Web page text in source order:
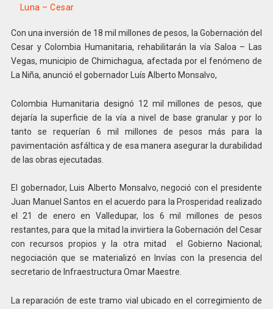
Luna – Cesar
Con una inversión de 18 mil millones de pesos, la Gobernación del
Cesar y Colombia Humanitaria, rehabilitarán la vía Saloa – Las
Vegas, municipio de Chimichagua, afectada por el fenómeno de
La Niña, anunció el gobernador Luís Alberto Monsalvo,
Colombia Humanitaria designó 12 mil millones de pesos, que
dejaría la superficie de la vía a nivel de base granular y por lo
tanto se requerían 6 mil millones de pesos más para la
pavimentación asfáltica y de esa manera asegurar la durabilidad
de las obras ejecutadas.
El gobernador, Luis Alberto Monsalvo, negoció con el presidente
Juan Manuel Santos en el acuerdo para la Prosperidad realizado
el 21 de enero en Valledupar, los 6 mil millones de pesos
restantes, para que la mitad la invirtiera la Gobernación del Cesar
con recursos propios y la otra mitad el Gobierno Nacional;
negociación que se materializó en Invías con la presencia del
secretario de Infraestructura Omar Maestre.
La reparación de este tramo vial ubicado en el corregimiento de